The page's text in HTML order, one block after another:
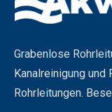
Grabenlose
Kanalreinigung und
Rohrleitungen.